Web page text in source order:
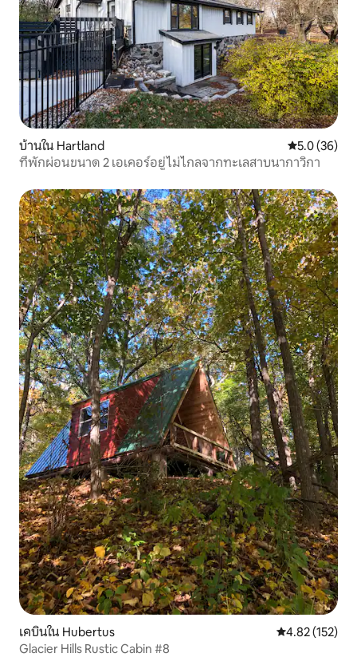
บ้านใน Hartland คะแนนเฉลี่ย
5.0 (36)
ที่พักผ่อนขนาด 2 เอเคอร์อยู่ไม่ไกลจากทะเลสาบนากาวิกา
เคบินใน Hubertus คะแนนเฉลี่ย
4.82 (152)
Glacier Hills Rustic Cabin #8